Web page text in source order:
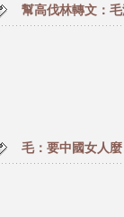
幫高伐林轉文：
毛：要中國女人